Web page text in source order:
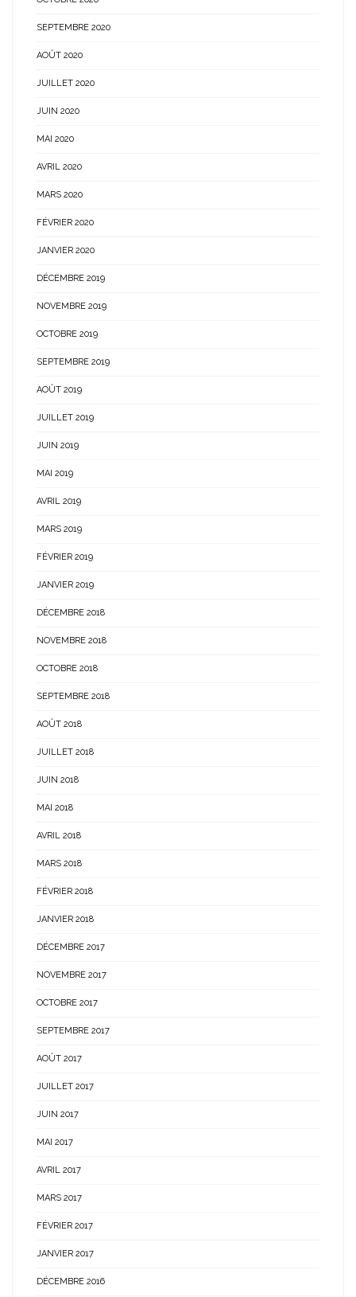
SEPTEMBRE 2020
AOÛT 2020
JUILLET 2020
JUIN 2020
MAI 2020
AVRIL 2020
MARS 2020
FÉVRIER 2020
JANVIER 2020
DÉCEMBRE 2019
NOVEMBRE 2019
OCTOBRE 2019
SEPTEMBRE 2019
AOÛT 2019
JUILLET 2019
JUIN 2019
MAI 2019
AVRIL 2019
MARS 2019
FÉVRIER 2019
JANVIER 2019
DÉCEMBRE 2018
NOVEMBRE 2018
OCTOBRE 2018
SEPTEMBRE 2018
AOÛT 2018
JUILLET 2018
JUIN 2018
MAI 2018
AVRIL 2018
MARS 2018
FÉVRIER 2018
JANVIER 2018
DÉCEMBRE 2017
NOVEMBRE 2017
OCTOBRE 2017
SEPTEMBRE 2017
AOÛT 2017
JUILLET 2017
JUIN 2017
MAI 2017
AVRIL 2017
MARS 2017
FÉVRIER 2017
JANVIER 2017
DÉCEMBRE 2016